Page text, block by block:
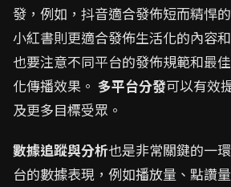
發，例如，抖音適合發佈短而精悍
小紅書則更適合發佈生活化的內容
也要注意不同平台的發佈規範和最
化傳播效果。 多平台分發可以有效
及更多目標受眾。
數據追蹤與分析也是非常關鍵的一
台的數據表現，例如播放量、點讚